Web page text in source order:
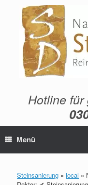
springen
Hotline
Menü
Steinsanierung » local »